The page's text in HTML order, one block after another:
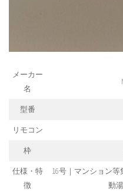
メーカー
名
型番
リモコン
枠
仕様・特
徴
16号｜マンション等
動